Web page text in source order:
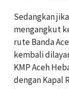
Sedangkan
mengangkut
rute Banda
kembali
KMP Aceh
dengan Kapal